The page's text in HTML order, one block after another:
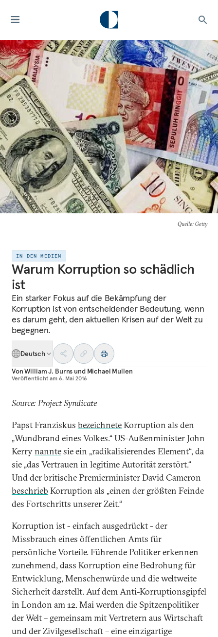
Quelle: Getty
IN DEN MEDIEN
Warum Korruption so schädlich
ist
Ein starker Fokus auf die Bekämpfung der
Korruption ist von entscheidender Bedeutung, wenn
es darum geht, den aktuellen Krisen auf der Welt zu
begegnen.
Deutsch
VonWilliam J. Burns und Michael Mullen
Veröffentlicht am 6. Mai 2016
Source: Project Syndicate
Papst Franziskus bezeichneteKorruption als den
„Wundbrand eines Volkes.“ US-Außenminister John
Kerrynanntesie ein „radikalisierendes Element“, da
sie „das Vertrauen in legitime Autorität zerstört.“
Und der britische Premierminister David Cameron
beschrieb Korruption als „einen der größten Feinde
des Fortschritts unserer Zeit.“
Korruption ist - einfach ausgedrückt - der
Missbrauch eines öffentlichen Amts für
persönliche Vorteile. Führende Politiker erkennen
zunehmend, dass Korruption eine Bedrohung für
Entwicklung, Menschenwürde und die weltweite
Sicherheit darstellt. Auf dem Anti-Korruptionsgipfel
in London am 12. Mai werden die Spitzenpolitiker
der Welt – gemeinsam mit Vertretern aus Wirtschaft
und der Zivilgesellschaft – eine einzigartige